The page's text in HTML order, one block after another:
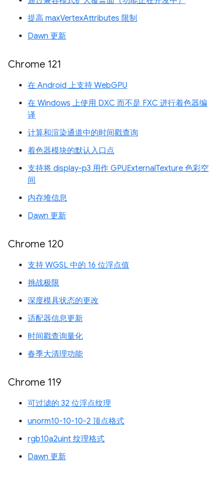
提高 maxVertexAttributes 限制
Dawn 更新
Chrome 121
在 Android 上支持 WebGPU
在 Windows 上使用 DXC 而不是 FXC 进行着色器编
译
计算和渲染通道中的时间戳查询
着色器模块的默认入口点
支持将 display-p3 用作 GPUExternalTexture 色彩空
间
内存堆信息
Dawn 更新
Chrome 120
支持 WGSL 中的 16 位浮点值
挑战极限
深度模具状态的更改
适配器信息更新
时间戳查询量化
春季大清理功能
Chrome 119
可过滤的 32 位浮点纹理
unorm10-10-10-2 顶点格式
rgb10a2uint 纹理格式
Dawn 更新